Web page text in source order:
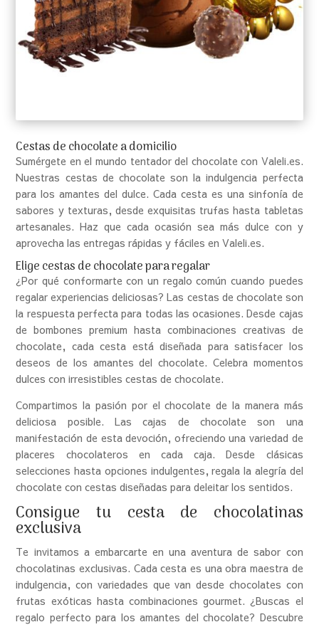
Cestas de chocolate a domicilio
Sumérgete en el mundo tentador del chocolate con Valeli.es.
Nuestras cestas de chocolate son la indulgencia perfecta
para los amantes del dulce. Cada cesta es una sinfonía de
sabores y texturas, desde exquisitas trufas hasta tabletas
artesanales. Haz que cada ocasión sea más dulce con y
aprovecha las entregas rápidas y fáciles en Valeli.es.
Elige cestas de chocolate para regalar
¿Por qué conformarte con un regalo común cuando puedes
regalar experiencias deliciosas? Las cestas de chocolate son
la respuesta perfecta para todas las ocasiones. Desde cajas
de bombones premium hasta combinaciones creativas de
chocolate, cada cesta está diseñada para satisfacer los
deseos de los amantes del chocolate. Celebra momentos
dulces con irresistibles cestas de chocolate.
Compartimos la pasión por el chocolate de la manera más
deliciosa posible. Las cajas de chocolate son una
manifestación de esta devoción, ofreciendo una variedad de
placeres chocolateros en cada caja. Desde clásicas
selecciones hasta opciones indulgentes, regala la alegría del
chocolate con cestas diseñadas para deleitar los sentidos.
Consigue tu cesta de chocolatinas
exclusiva
Te invitamos a embarcarte en una aventura de sabor con
chocolatinas exclusivas. Cada cesta es una obra maestra de
indulgencia, con variedades que van desde chocolates con
frutas exóticas hasta combinaciones gourmet. ¿Buscas el
regalo perfecto para los amantes del chocolate? Descubre